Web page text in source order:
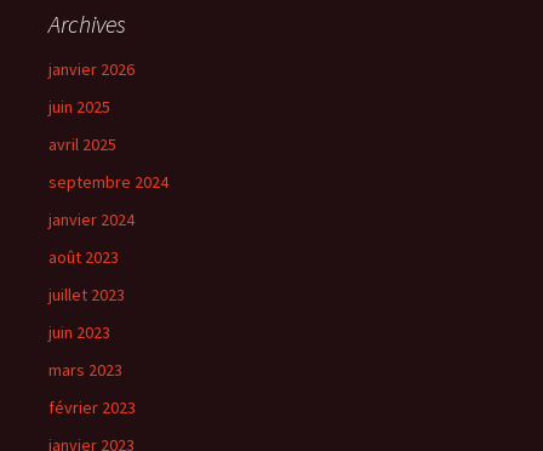
Archives
janvier 2026
juin 2025
avril 2025
septembre 2024
janvier 2024
août 2023
juillet 2023
juin 2023
mars 2023
février 2023
janvier 2023